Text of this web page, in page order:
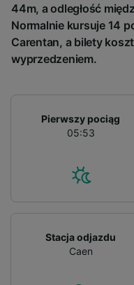
44m, a odległość
Normalnie kursuje 14
Carentan, a bilety
wyprzedzeniem.
Pierwszy pociąg
05:53
Stacja odjazdu
Caen
List of Partners